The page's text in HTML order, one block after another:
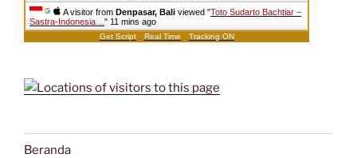
A visitor from Denpasar, Bali viewed "Toto Sudarto Bachtiar –
Sastra-Indonesia… " 11 mins ago
Get Script Real Time Tracking ON
Beranda